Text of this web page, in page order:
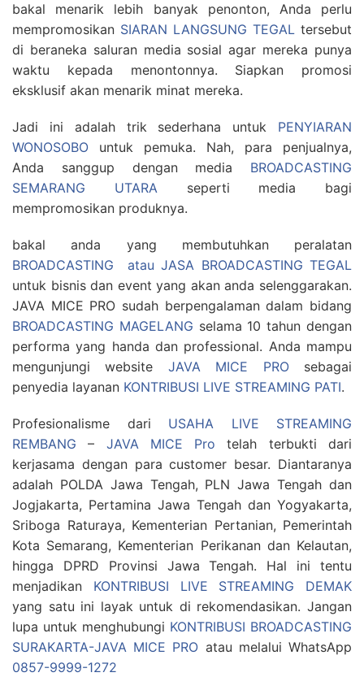
bakal menarik lebih banyak penonton, Anda perlu
mempromosikan SIARAN LANGSUNG TEGAL tersebut
di beraneka saluran media sosial agar mereka punya
waktu kepada menontonnya. Siapkan promosi
eksklusif akan menarik minat mereka.
Jadi ini adalah trik sederhana untuk PENYIARAN
WONOSOBO untuk pemuka. Nah, para penjualnya,
Anda sanggup dengan media BROADCASTING
SEMARANG UTARAseperti media bagi
mempromosikan produknya.
bakal anda yang membutuhkan peralatan
BROADCASTING atau JASA BROADCASTING TEGAL
untuk bisnis dan event yang akan anda selenggarakan.
JAVA MICE PRO sudah berpengalaman dalam bidang
BROADCASTING MAGELANG selama 10 tahun dengan
performa yang handa dan professional. Anda mampu
mengunjungi website JAVA MICE PROsebagai
penyedia layanan KONTRIBUSI LIVE STREAMING PATI.
Profesionalisme dari USAHA LIVE STREAMING
REMBANG – JAVA MICE Pro telah terbukti dari
kerjasama dengan para customer besar. Diantaranya
adalah POLDA Jawa Tengah, PLN Jawa Tengah dan
Jogjakarta, Pertamina Jawa Tengah dan Yogyakarta,
Sriboga Raturaya, Kementerian Pertanian, Pemerintah
Kota Semarang, Kementerian Perikanan dan Kelautan,
hingga DPRD Provinsi Jawa Tengah. Hal ini tentu
menjadikan KONTRIBUSI LIVE STREAMING DEMAK
yang satu ini layak untuk di rekomendasikan. Jangan
lupa untuk menghubungi KONTRIBUSI BROADCASTING
SURAKARTA-JAVA MICE PRO atau melalui WhatsApp
0857-9999-1272